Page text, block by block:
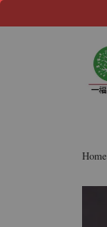
Home